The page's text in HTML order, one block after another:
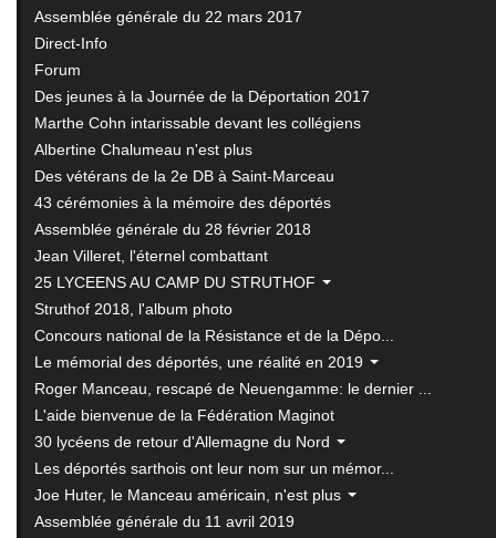
Assemblée générale du 22 mars 2017
Direct-Info
Forum
Des jeunes à la Journée de la Déportation 2017
Marthe Cohn intarissable devant les collégiens
Albertine Chalumeau n'est plus
Des vétérans de la 2e DB à Saint-Marceau
43 cérémonies à la mémoire des déportés
Assemblée générale du 28 février 2018
Jean Villeret, l'éternel combattant
25 LYCEENS AU CAMP DU STRUTHOF
Struthof 2018, l'album photo
Concours national de la Résistance et de la Dépo...
Le mémorial des déportés, une réalité en 2019
Roger Manceau, rescapé de Neuengamme: le dernier ...
L'aide bienvenue de la Fédération Maginot
30 lycéens de retour d'Allemagne du Nord
Les déportés sarthois ont leur nom sur un mémor...
Joe Huter, le Manceau américain, n'est plus
Assemblée générale du 11 avril 2019